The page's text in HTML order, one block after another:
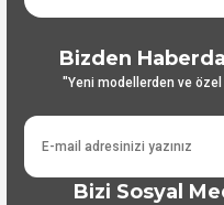
Bizden
"Yeni modellerden ve
Bizi Sosyal